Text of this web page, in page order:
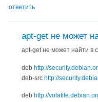
ответить
apt-get не может
apt-get не может найти в
deb http://
deb-src http://
deb http://